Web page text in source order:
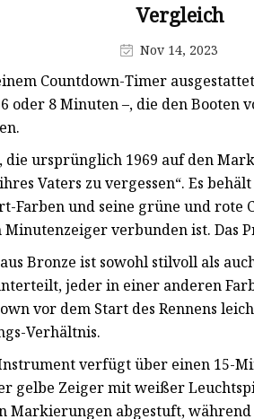
Vergleich
Nov 14, 2023
Countdown-Timer
oder 8 Minuten –, die den
die ursprünglich 1969 auf den
Vaters zu vergessen“. Es
Farben und seine grüne und rote
verbunden ist. Das
Bronze ist sowohl stilvoll als
jeder in einer anderen
vor dem Start des Rennens
Verhältnis.
verfügt über einen 15-
gelbe Zeiger mit weißer
Markierungen abgestuft,